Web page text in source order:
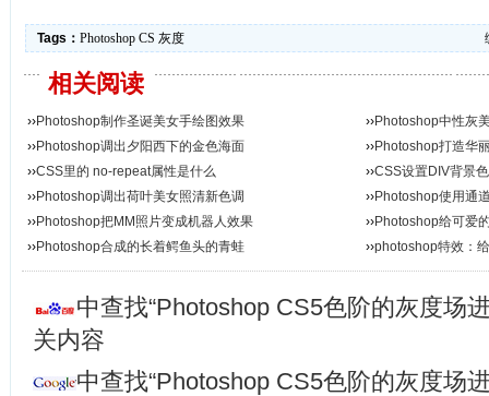
Tags： Photoshop CS 灰度
相关阅读
››Photoshop制作圣诞美女手绘图效果 ››Photoshop中性灰
››Photoshop调出夕阳西下的金色海面 ››Photoshop打造华
››CSS里的 no-repeat属性是什么 ››CSS设置DIV背景
››Photoshop调出荷叶美女照清新色调 ››Photoshop使用通
››Photoshop把MM照片变成机器人效果 ››Photoshop给可爱
››Photoshop合成的长着鳄鱼头的青蛙 ››photoshop特效：
中查找“Photoshop CS5色阶的灰度场
关内容
中查找“Photoshop CS5色阶的灰度场